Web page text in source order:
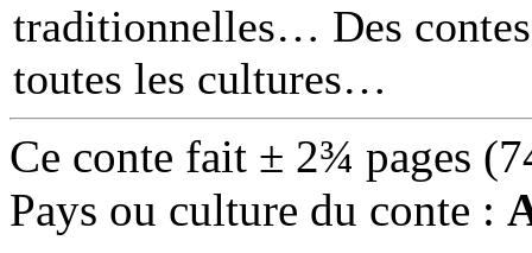
traditionnelles… Des
toutes les cultures
Ce conte fait ± 2¾ pages
Pays ou culture du conte :